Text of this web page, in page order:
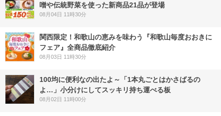
噌や伝統野菜を使った新商品21品が登場
08月04日 11時30分
関西限定！和歌山の恵みを味わう『和歌山毎度おおきに
フェア』全商品徹底紹介
08月03日 11時30分
100均に便利なの出たよ～「1本丸ごとはかさばるの
よ…」小分けにしてスッキリ持ち運べる板
08月02日 11時00分